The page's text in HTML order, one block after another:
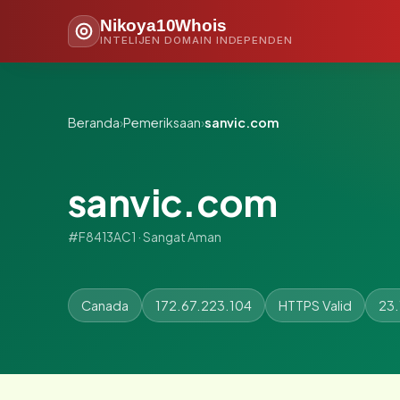
Nikoya10Whois
INTELIJEN DOMAIN INDEPENDEN
Beranda›Pemeriksaan›sanvic.com
sanvic.com
#F8413AC1 · Sangat Aman
Canada 172.67.223.104 HTTPS Valid